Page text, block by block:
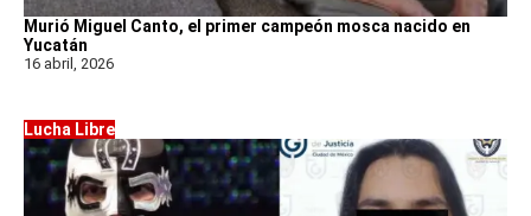
Murió Miguel Canto, el primer campeón mosca nacido en
Yucatán
16 abril, 2026
Lucha Libre